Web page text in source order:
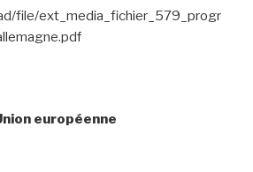
file/ext_media_fichier_579_progr
européenne